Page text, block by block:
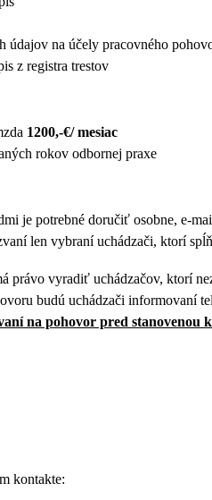
údajov na účely pracovného
z registra trestov
1200,-€/ mesiac
rokov odbornej praxe
je potrebné doručiť osobne, e-
len vybraní uchádzači, ktorí
právo vyradiť uchádzačov, ktorí
budú uchádzači informovaní
na pohovor pred stanovenou
kontakte: